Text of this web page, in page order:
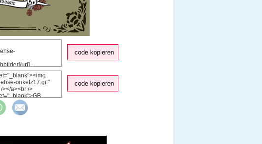
code kopieren
code kopieren